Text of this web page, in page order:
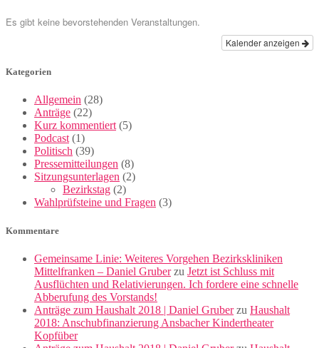
Es gibt keine bevorstehenden Veranstaltungen.
Kalender anzeigen
Kategorien
Allgemein (28)
Anträge (22)
Kurz kommentiert (5)
Podcast (1)
Politisch (39)
Pressemitteilungen (8)
Sitzungsunterlagen (2)
Bezirkstag (2)
Wahlprüfsteine und Fragen (3)
Kommentare
Gemeinsame Linie: Weiteres Vorgehen Bezirkskliniken
Mittelfranken – Daniel Gruberzu Jetzt ist Schluss mit
Ausflüchten und Relativierungen. Ich fordere eine schnelle
Abberufung des Vorstands!
Anträge zum Haushalt 2018 | Daniel Gruberzu Haushalt
2018: Anschubfinanzierung Ansbacher Kindertheater
Kopfüber